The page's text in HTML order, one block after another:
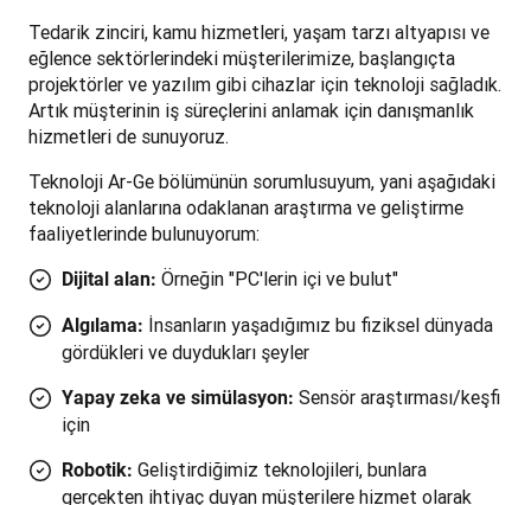
Tedarik zinciri, kamu hizmetleri, yaşam tarzı altyapısı ve
eğlence sektörlerindeki müşterilerimize, başlangıçta
projektörler ve yazılım gibi cihazlar için teknoloji sağladık.
Artık müşterinin iş süreçlerini anlamak için danışmanlık
hizmetleri de sunuyoruz.
Teknoloji Ar-Ge bölümünün sorumlusuyum, yani aşağıdaki
teknoloji alanlarına odaklanan araştırma ve geliştirme
faaliyetlerinde bulunuyorum:
Dijital alan: Örneğin "PC'lerin içi ve bulut"
Algılama: İnsanların yaşadığımız bu fiziksel dünyada
gördükleri ve duydukları şeyler
Yapay zeka ve simülasyon: Sensör araştırması/keşfi
için
Robotik: Geliştirdiğimiz teknolojileri, bunlara
gerçekten ihtiyaç duyan müşterilere hizmet olarak